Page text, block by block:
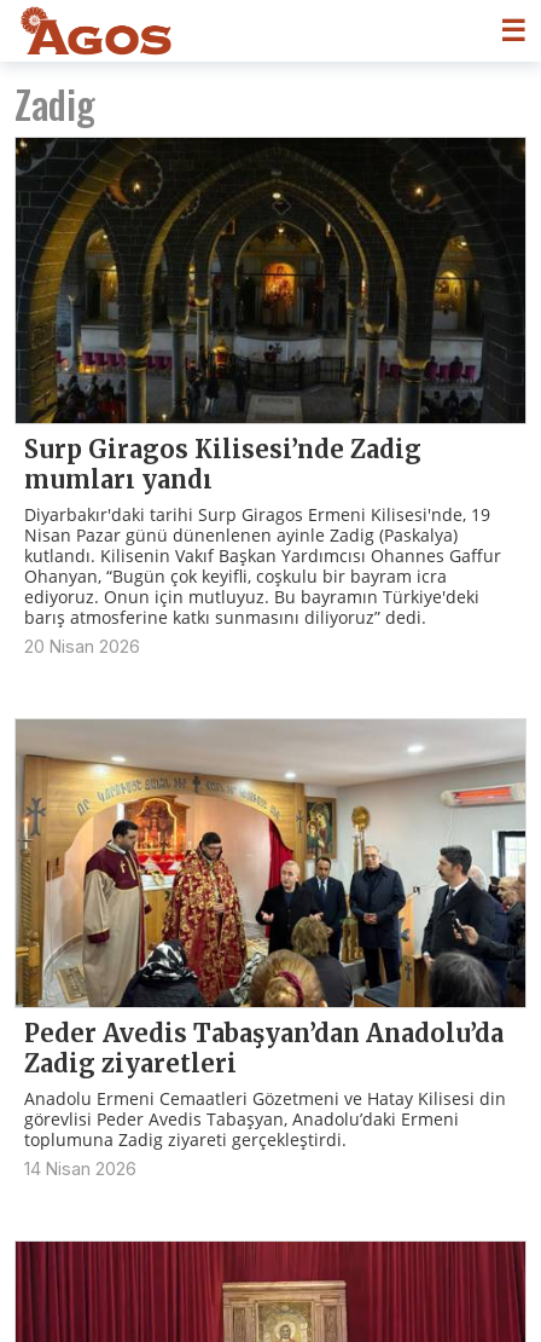
☰
Zadig
Surp Giragos Kilisesi’nde Zadig
mumları yandı
Diyarbakır'daki tarihi Surp Giragos Ermeni Kilisesi'nde, 19
Nisan Pazar günü dünenlenen ayinle Zadig (Paskalya)
kutlandı. Kilisenin Vakıf Başkan Yardımcısı Ohannes Gaffur
Ohanyan, “Bugün çok keyifli, coşkulu bir bayram icra
ediyoruz. Onun için mutluyuz. Bu bayramın Türkiye'deki
barış atmosferine katkı sunmasını diliyoruz” dedi.
20 Nisan 2026
Peder Avedis Tabaşyan’dan Anadolu’da
Zadig ziyaretleri
Anadolu Ermeni Cemaatleri Gözetmeni ve Hatay Kilisesi din
görevlisi Peder Avedis Tabaşyan, Anadolu’daki Ermeni
toplumuna Zadig ziyareti gerçekleştirdi.
14 Nisan 2026